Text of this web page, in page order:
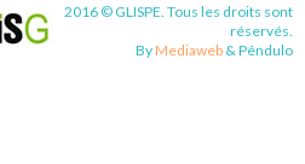
2016 © GLISPE. Tous les droits sont
réservés.
By Mediaweb & Pêndulo